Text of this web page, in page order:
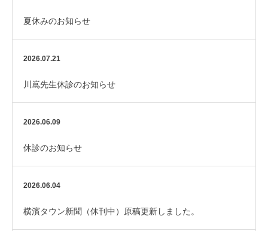
夏休みのお知らせ
2026.07.21
川嶌先生休診のお知らせ
2026.06.09
休診のお知らせ
2026.06.04
横濱タウン新聞（休刊中）原稿更新しました。